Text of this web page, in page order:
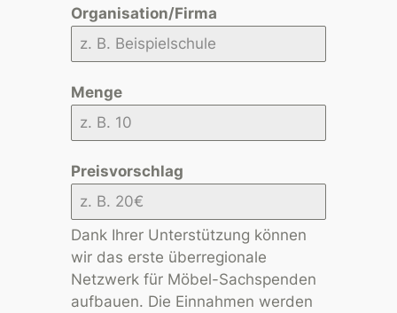
Organisation/Firma
Menge
Preisvorschlag
Dank Ihrer Unterstützung können
wir das erste überregionale
Netzwerk für Möbel-Sachspenden
aufbauen. Die Einnahmen werden